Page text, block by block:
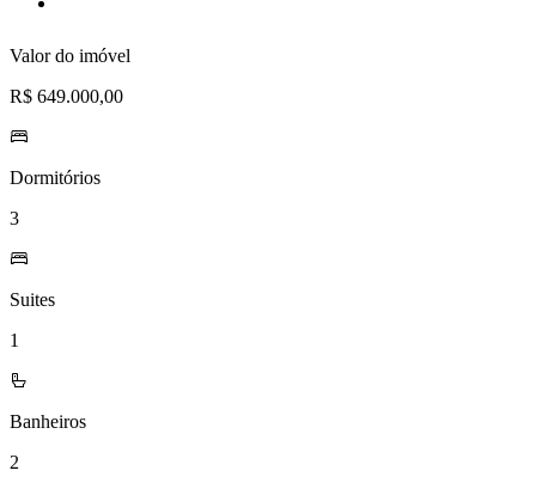
Valor do imóvel
R$ 649.000,00
Dormitórios
3
Suites
1
Banheiros
2